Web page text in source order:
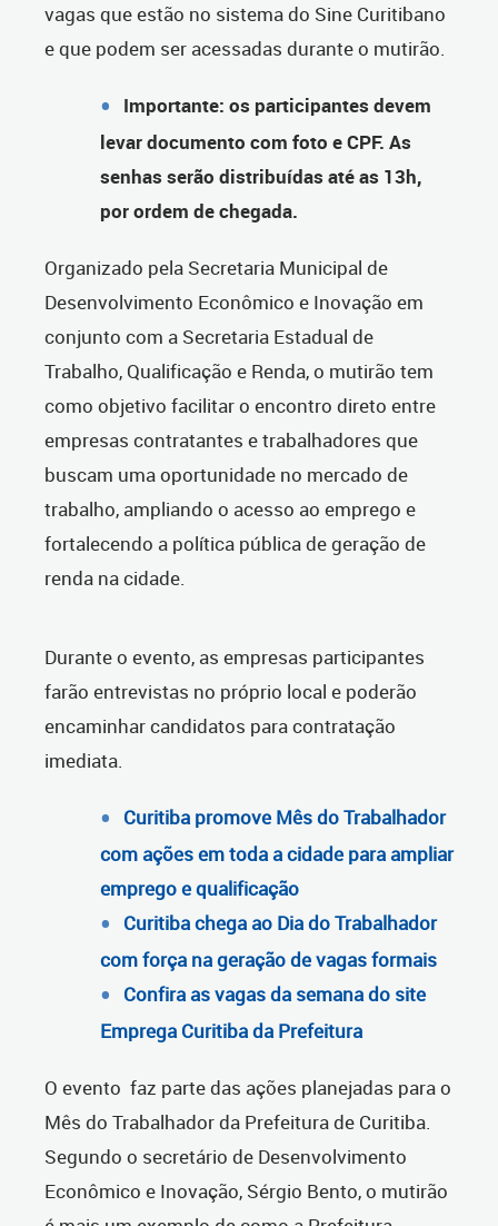
vagas que estão no sistema do Sine Curitibano
e que podem ser acessadas durante o mutirão.
Importante: os participantes devem
levar documento com foto e CPF. As
senhas serão distribuídas até as 13h,
por ordem de chegada.
Organizado pela Secretaria Municipal de
Desenvolvimento Econômico e Inovação em
conjunto com a Secretaria Estadual de
Trabalho, Qualificação e Renda, o mutirão tem
como objetivo facilitar o encontro direto entre
empresas contratantes e trabalhadores que
buscam uma oportunidade no mercado de
trabalho, ampliando o acesso ao emprego e
fortalecendo a política pública de geração de
renda na cidade.
Durante o evento, as empresas participantes
farão entrevistas no próprio local e poderão
encaminhar candidatos para contratação
imediata.
Curitiba promove Mês do Trabalhador
com ações em toda a cidade para ampliar
emprego e qualificação
Curitiba chega ao Dia do Trabalhador
com força na geração de vagas formais
Confira as vagas da semana do site
Emprega Curitiba da Prefeitura
O evento faz parte das ações planejadas para o
Mês do Trabalhador da Prefeitura de Curitiba.
Segundo o secretário de Desenvolvimento
Econômico e Inovação, Sérgio Bento, o mutirão